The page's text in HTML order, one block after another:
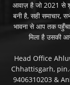
आवाज़ है जो 2021 से
बनी है, सही समाचार,
भावना से आप तक
मिला है उसकी
Head Office
Chhattisgarh,
9406310203 &